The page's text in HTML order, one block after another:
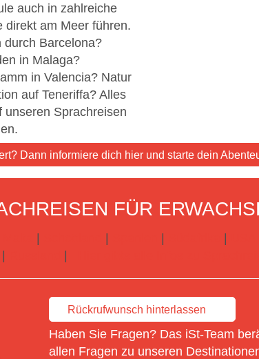
auch in zahlreiche
direkt am Meer führen.
durch Barcelona?
in Malaga?
in Valencia? Natur
auf Teneriffa? Alles
unseren Sprachreisen
Dann informiere dich hier und starte dein
FÜR
| | | |
| |
Rückrufwunsch hinterlassen
Haben Sie Fragen? Das iSt-Team
allen Fragen zu unseren